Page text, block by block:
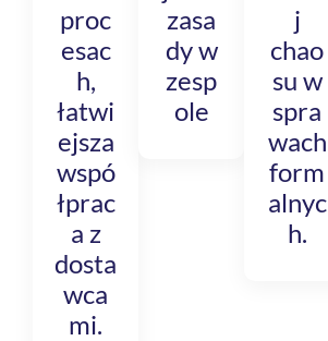
proc
esac
h,
łatwi
ejsza
wspó
łprac
a z
dosta
wca
mi.
zasa
dy w
zesp
ole
j
chao
su w
spra
wach
form
alnyc
h.